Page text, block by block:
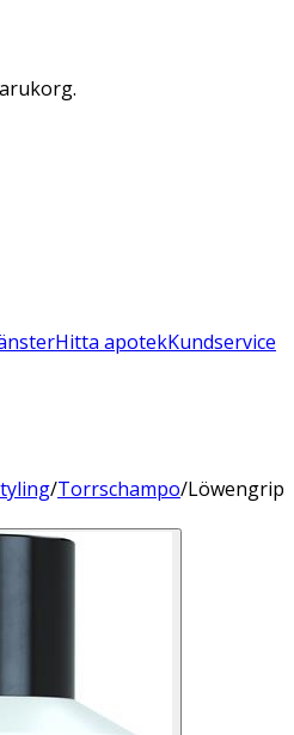
Hitta apotekKundservice
/Torrschampo/Löwengrip